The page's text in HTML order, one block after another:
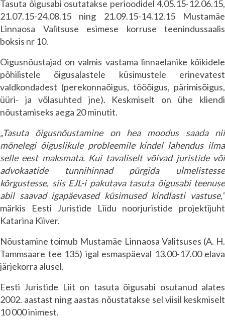
Tasuta õigusabi osutatakse perioodidel 4.05.15-12.06.15,
21.07.15-24.08.15 ning 21.09.15-14.12.15 Mustamäe
Linnaosa Valitsuse esimese korruse teenindussaalis
boksis nr 10.
Õigusnõustajad on valmis vastama linnaelanike kõikidele
põhilistele õigusalastele küsimustele erinevatest
valdkondadest (perekonnaõigus, tööõigus, pärimisõigus,
üüri- ja võlasuhted jne). Keskmiselt on ühe kliendi
nõustamiseks aega 20 minutit.
„Tasuta õigusnõustamine on hea moodus saada nii
mõnelegi õiguslikule probleemile kindel lahendus ilma
selle eest maksmata. Kui tavaliselt võivad juristide või
advokaatide tunnihinnad pürgida ulmelistesse
kõrgustesse, siis EJL-i pakutava tasuta õigusabi teenuse
abil saavad igapäevased küsimused kindlasti vastuse,”
märkis Eesti Juristide Liidu noorjuristide projektijuht
Katarina Kiiver.
Nõustamine toimub Mustamäe Linnaosa Valitsuses (A. H.
Tammsaare tee 135) igal esmaspäeval 13.00-17.00 elava
järjekorra alusel.
Eesti Juristide Liit on tasuta õigusabi osutanud alates
2002. aastast ning aastas nõustatakse sel viisil keskmiselt
10 000 inimest.